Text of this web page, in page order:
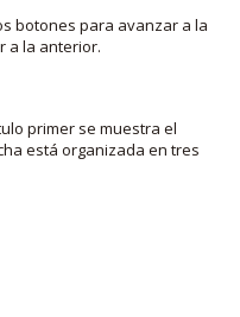
botones para avanzar a la
a la anterior.
primer se muestra el
está organizada en tres